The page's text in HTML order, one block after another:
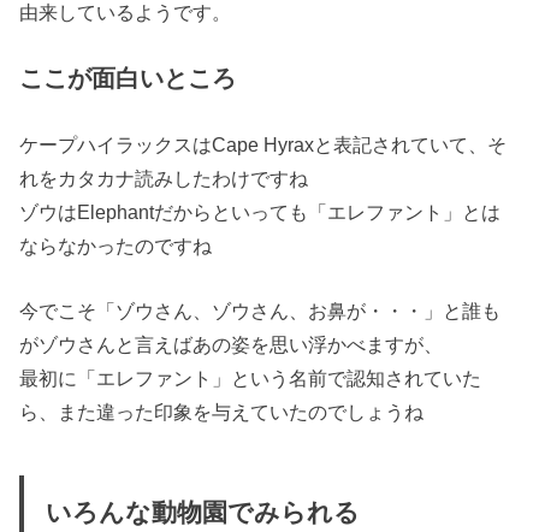
由来しているようです。
ここが面白いところ
ケープハイラックスはCape Hyraxと表記されていて、そ
れをカタカナ読みしたわけですね
ゾウはElephantだからといっても「エレファント 」とは
ならなかったのですね
今でこそ「ゾウさん、ゾウさん、お鼻が・・・」と誰も
がゾウさんと言えばあの姿を思い浮かべますが、
最初に「エレファント 」という名前で認知されていた
ら、また違った印象を与えていたのでしょうね
いろんな動物園でみられる